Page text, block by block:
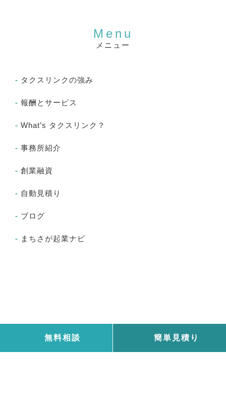
メニュー
タクスリンクの強み
報酬とサービス
What’s タクスリンク？
事務所紹介
創業融資
自動見積り
ブログ
まちさが起業ナビ
無料相談 簡単見積り